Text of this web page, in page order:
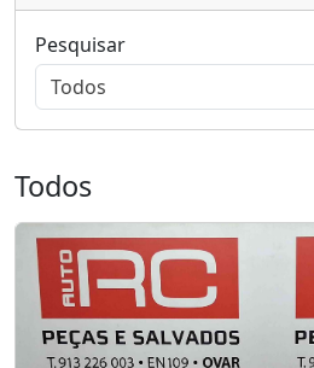
Pesquisar
Todos
Todos